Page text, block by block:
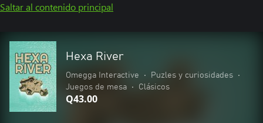
Saltar al contenido principal
Hexa River
Omegga Interactive • Puzles y curiosidades
•
Juegos de mesa
• Clásicos
Q43.00